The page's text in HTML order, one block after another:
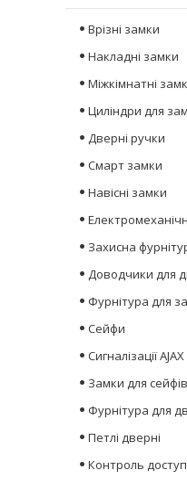
Врізні замки
Накладні замки
Міжкімнатні
Циліндри для
Дверні ручки
Смарт замки
Навісні замки
Захисна
Доводчики для
Фурнітура для
Сейфи
Сигналізації AJAX
Замки для сейфів
Фурнітура для
Петлі дверні
Контроль